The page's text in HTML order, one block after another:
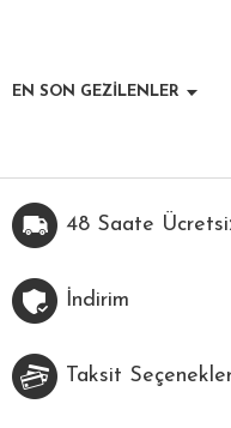
EN SON GEZİLENLER
48 Saate
İndirim
Taksit